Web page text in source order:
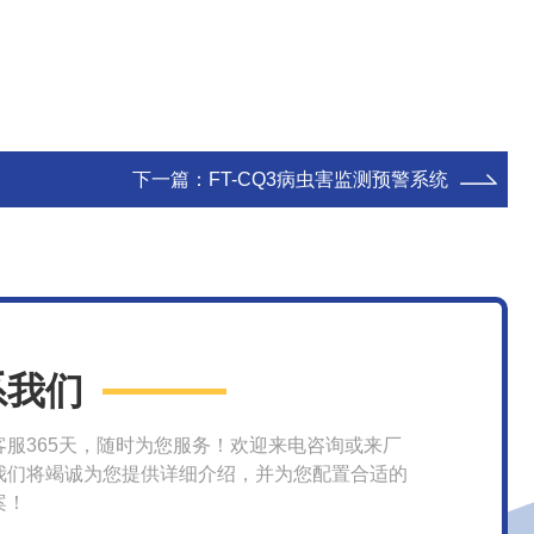
下一篇： FT-CQ3病虫害监测预警系统
们
服365天，随时为您服务！欢迎来电咨询或来厂
们将竭诚为您提供详细介绍，并为您配置合适的